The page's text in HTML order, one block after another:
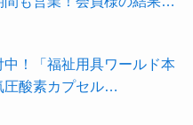
！「福祉用具ワールド本
圧酸素カプセル
円）」で夏バテ撃退★